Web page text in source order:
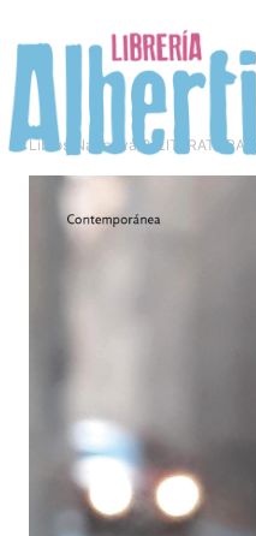
Libros Narrativa/ 8. LITERATURA